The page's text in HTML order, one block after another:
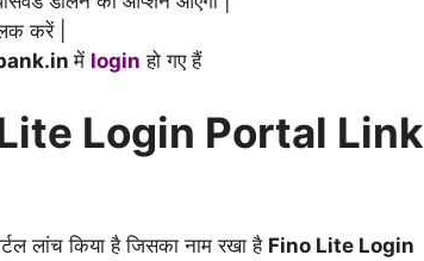
करें |
में login हो गए हैं
Login Portal Link
लांच किया है जिसका नाम रखा है Fino Lite Login